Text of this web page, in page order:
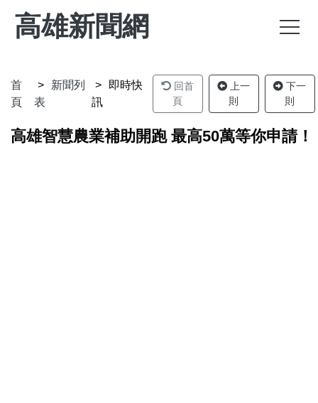
高雄新聞網
首
頁
新聞列
表
即時快
訊
回首
頁
上一
則
下一
則
高雄智慧農業補助開跑 最高50萬等你申請！